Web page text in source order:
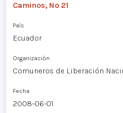
Caminos, Nº 21
País
Ecuador
Organización
Comuneros de Liberación
Fecha
2008-06-01